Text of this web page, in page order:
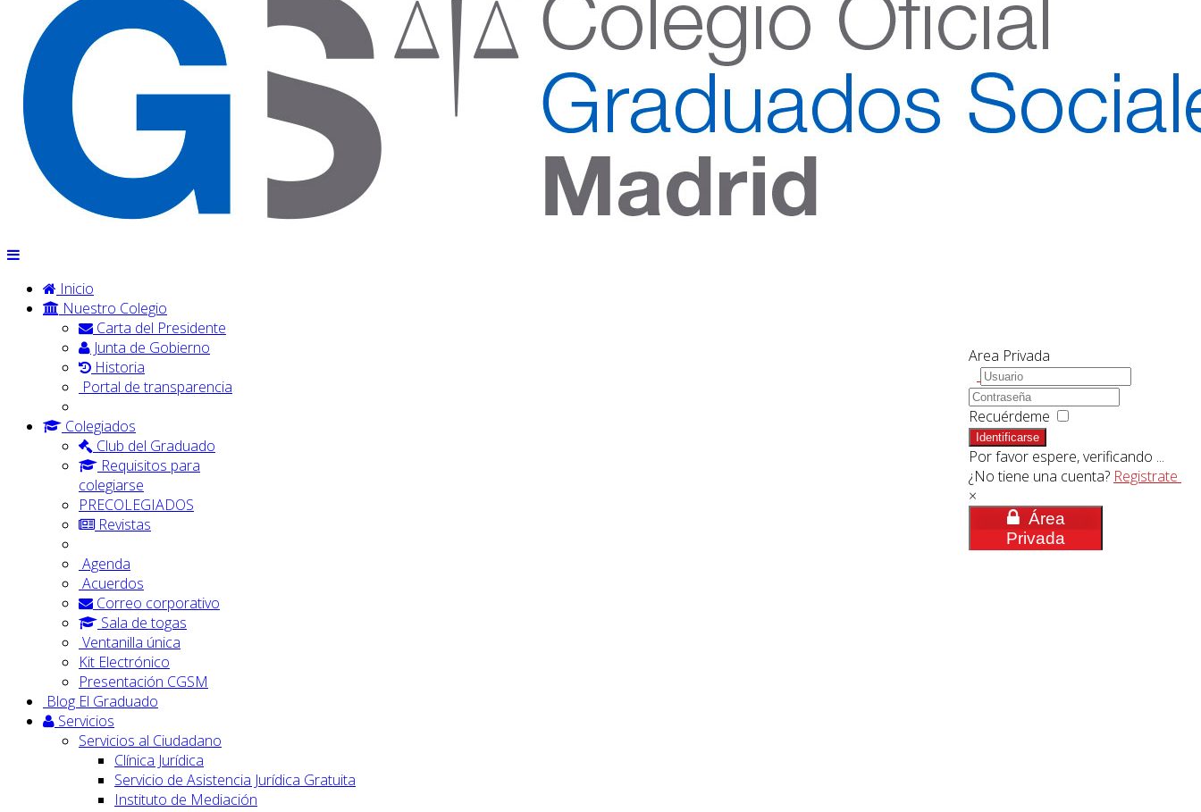
Area Privada
Recuérdeme
Identificarse
Por favor espere, verificando ...
¿No tiene una cuenta? Registrate
×
Área
Privada
Inicio
Nuestro Colegio
Carta del Presidente
Junta de Gobierno
Historia
Portal de transparencia
Colegiados
Club del Graduado
Requisitos para
colegiarse
PRECOLEGIADOS
Revistas
Agenda
Acuerdos
Correo corporativo
Sala de togas
Ventanilla única
Kit Electrónico
Presentación CGSM
Blog El Graduado
Servicios
Servicios al Ciudadano
Clínica Jurídica
Servicio de Asistencia Jurídica Gratuita
Instituto de Mediación